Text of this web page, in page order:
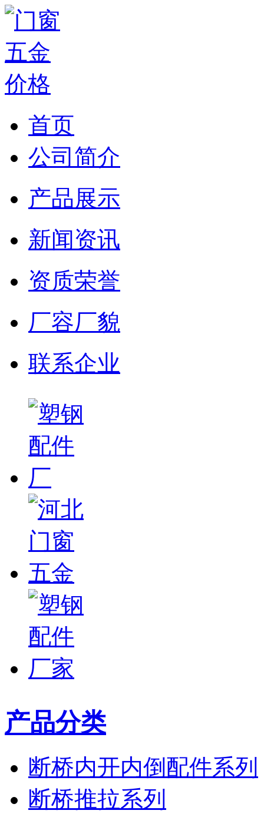
首页
公司简介
产品展示
新闻资讯
资质荣誉
厂容厂貌
联系企业
产品分类
断桥内开内倒配件系列
断桥推拉系列